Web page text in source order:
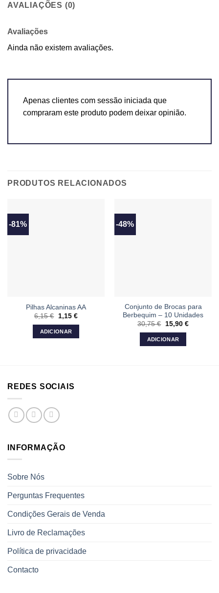
AVALIAÇÕES (0)
Avaliações
Ainda não existem avaliações.
Apenas clientes com sessão iniciada que
compraram este produto podem deixar opinião.
PRODUTOS RELACIONADOS
-81%
Pilhas Alcaninas AA
6,15€ O
original
era:
1,15 €O
ADICIONAR
-48%
Conjunto de Brocas para
Berbequim – 10 Unidades
30,75€ O
original
era:
15,90 €O
ADICIONAR
REDES SOCIAIS
INFORMAÇÃO
Sobre Nós
Perguntas Frequentes
Condições Gerais de Venda
Livro de Reclamações
Política de privacidade
Contacto